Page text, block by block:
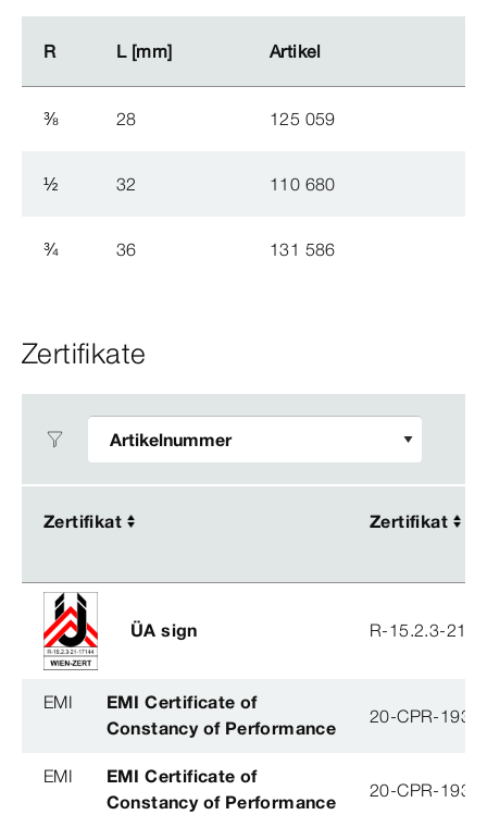
R L [mm] Artikel
R L [mm] Artikel
⅜ 28 125 059
½ 32 110 680
¾ 36 131 586
Zertifikate
Zertifikat Zertifikat
Zertifikat Zertifikat
ÜA sign R-15.2.3-21-
EMI
EMI Certificate of
Constancy of Performance
20-CPR-193-
EMI
EMI Certificate of
Constancy of Performance
20-CPR-193-